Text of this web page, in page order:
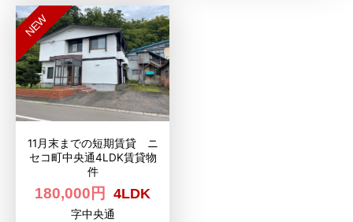
NEW
11月末までの短期賃貸 ニ
セコ町中央通4LDK賃貸物
件
180,000円 4LDK
字中央通